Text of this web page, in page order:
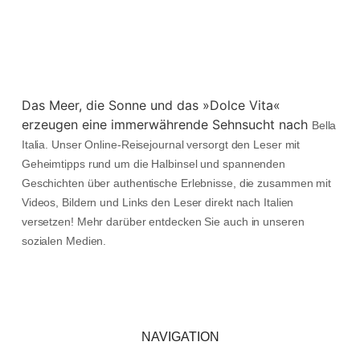
Das Meer, die Sonne und das »Dolce Vita«
erzeugen eine immerwährende Sehnsucht nach Bella
Italia. Unser Online-Reisejournal versorgt den Leser mit
Geheimtipps rund um die Halbinsel und spannenden
Geschichten über authentische Erlebnisse, die zusammen mit
Videos, Bildern und Links den Leser direkt nach Italien
versetzen! Mehr darüber entdecken Sie auch in unseren
sozialen Medien.
NAVIGATION